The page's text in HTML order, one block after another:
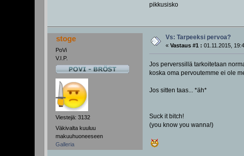
pikkusisko
stoge
PoVi
V.I.P.
Viestejä: 3132
Väkivalta kuuluu
makuuhuoneeseen
Galleria
Vs: Tarpeeksi pervoa?
«Vastaus #1 : 01.11.2015,
Jos perverssillä tarkoitetaan
koska oma pervoutemme ei ole
Jos sitten taas... *äh*
Suck it bitch!
(you know you wanna!)